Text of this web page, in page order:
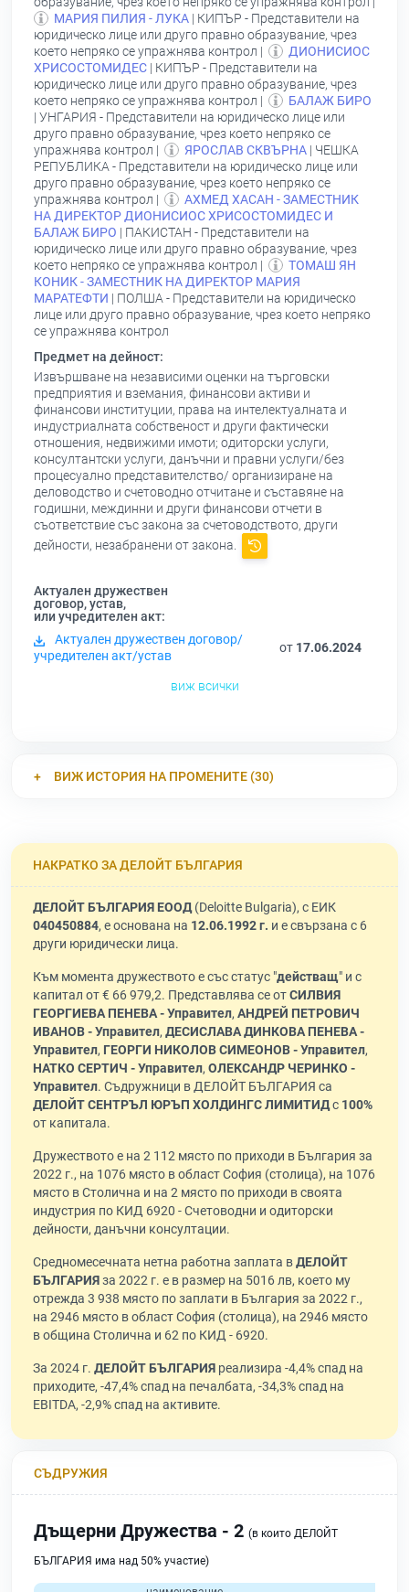
МАРИЯ ПИЛИЯ - ЛУКА | КИПЪР - Представители на
юридическо лице или друго правно образувание, чрез
което непряко се упражнява контрол |
ДИОНИСИОС
ХРИСОСТОМИДЕС | КИПЪР - Представители на
юридическо лице или друго правно образувание, чрез
което непряко се упражнява контрол |
БАЛАЖ БИРО
| УНГАРИЯ - Представители на юридическо лице или
друго правно образувание, чрез което непряко се
упражнява контрол |
ЯРОСЛАВ СКВЪРНА | ЧЕШКА
РЕПУБЛИКА - Представители на юридическо лице или
друго правно образувание, чрез което непряко се
упражнява контрол |
АХМЕД ХАСАН - ЗАМЕСТНИК
НА ДИРЕКТОР ДИОНИСИОС ХРИСОСТОМИДЕС И
БАЛАЖ БИРО | ПАКИСТАН - Представители на
юридическо лице или друго правно образувание, чрез
което непряко се упражнява контрол |
ТОМАШ ЯН
КОНИК - ЗАМЕСТНИК НА ДИРЕКТОР МАРИЯ
МАРАТЕФТИ | ПОЛША - Представители на юридическо
лице или друго правно образувание, чрез което непряко
се упражнява контрол
Предмет на дейност:
Извършване на независими оценки на търговски
предприятия и вземания, финансови активи и
финансови институции, права на интелектуалната и
индустриалната собственост и други фактически
отношения, недвижими имоти; одиторски услуги,
консултантски услуги, данъчни и правни услуги/без
процесуално представителство/ организиране на
деловодство и счетоводно отчитане и съставяне на
годишни, междинни и други финансови отчети в
съответствие със закона за счетоводството, други
дейности, незабранени от закона.
Актуален дружествен
договор, устав,
или учредителен акт:
Актуален дружествен договор/
учредителен акт/устав
от 17.06.2024
виж всички
ВИЖ ИСТОРИЯ НА ПРОМЕНИТЕ (30)
НАКРАТКО ЗА ДЕЛОЙТ БЪЛГАРИЯ
ДЕЛОЙТ БЪЛГАРИЯ ЕООД(Deloitte Bulgaria), с ЕИК
040450884, е основана на 12.06.1992 г. и е свързана с 6
други юридически лица.
Към момента дружеството е със статус "действащ" и с
капитал от € 66 979,2. Представлява се отСИЛВИЯ
ГЕОРГИЕВА ПЕНЕВА - Управител, АНДРЕЙ ПЕТРОВИЧ
ИВАНОВ - Управител, ДЕСИСЛАВА ДИНКОВА ПЕНЕВА -
Управител, ГЕОРГИ НИКОЛОВ СИМЕОНОВ - Управител,
НАТКО СЕРТИЧ - Управител, ОЛЕКСАНДР ЧЕРИНКО -
Управител. Съдружници в ДЕЛОЙТ БЪЛГАРИЯ са
ДЕЛОЙТ СЕНТРЪЛ ЮРЪП ХОЛДИНГС ЛИМИТИДс 100%
от капитала.
Дружеството е на 2 112 място по приходи в България за
2022 г., на 1076 място в област София (столица), на 1076
място в Столична и на 2 място по приходи в своята
индустрия по КИД 6920 - Счетоводни и одиторски
дейности, данъчни консултации.
Средномесечната нетна работна заплата вДЕЛОЙТ
БЪЛГАРИЯза 2022 г. е в размер на 5016 лв, което му
отрежда 3 938 място по заплати в България за 2022 г.,
на 2946 място в област София (столица), на 2946 място
в община Столична и 62 по КИД - 6920.
За 2024 г. ДЕЛОЙТ БЪЛГАРИЯ реализира -4,4% спад на
приходите, -47,4% спад на печалбата, -34,3% спад на
EBITDA, -2,9% спад на активите.
СЪДРУЖИЯ
Дъщерни Дружества - 2 (в които ДЕЛОЙТ
БЪЛГАРИЯ има над 50% участие)